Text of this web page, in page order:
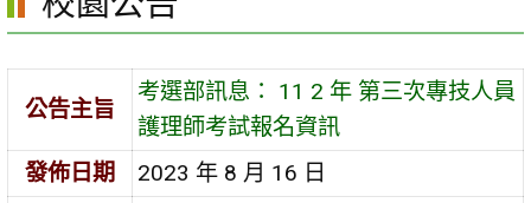
區
公告主旨
考選部訊息： 11 2 年 第三次專技人員
護理師考試報名資訊
發佈日期
2023 年 8 月 16 日